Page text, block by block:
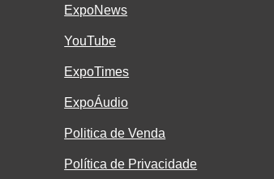
ExpoNews
YouTube
ExpoTimes
ExpoÁudio
Politica de Venda
Política de Privacidade